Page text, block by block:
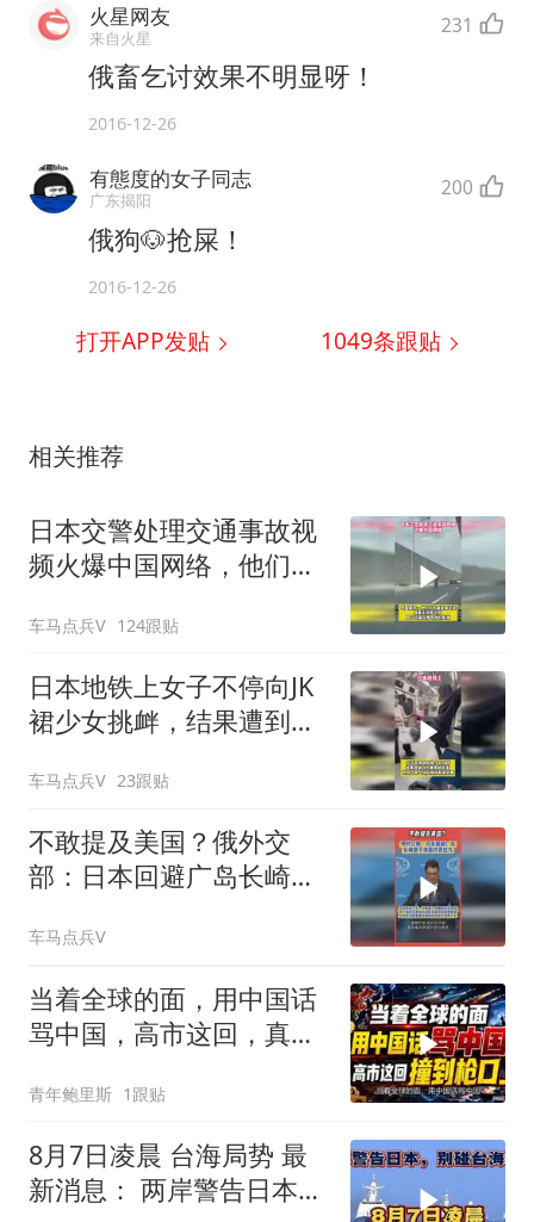
火星网友
来自火星 231
俄畜乞讨效果不明显呀！
2016-12-26
有態度的女子同志
广东揭阳 200
俄狗🐶抢屎！
2016-12-26
打开APP发贴 1049条跟贴
相关推荐
日本交警处理交通事故视
频火爆中国网络，他们认
车马点兵V 124跟贴
日本地铁上女子不停向JK
裙少女挑衅，结果遭到对
车马点兵V 23跟贴
不敢提及美国？俄外交
部：日本回避广岛长崎原
车马点兵V
当着全球的面，用中国话
骂中国，高市这回，真是
青年鲍里斯 1跟贴
8月7日凌晨 台海局势 最
新消息： 两岸警告日本，